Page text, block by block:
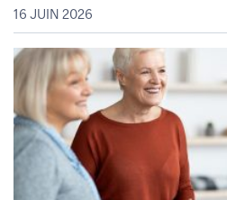
16 JUIN 2026